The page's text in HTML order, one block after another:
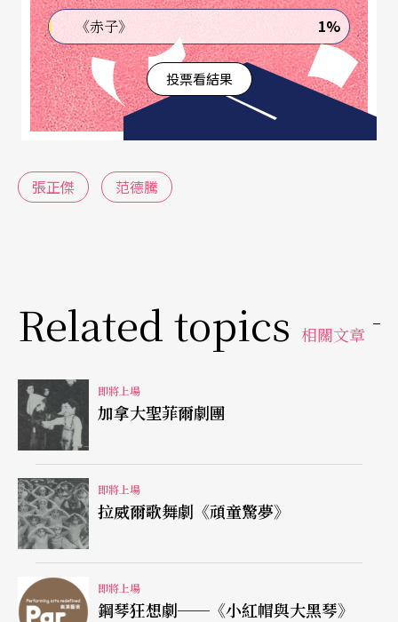
《赤子》 1%
投票看結果
張正傑 范德騰
Related topics 相關文章
即將上場
加拿大聖菲爾劇團
即將上場
拉威爾歌舞劇《頑童驚夢》
即將上場
鋼琴狂想劇──《小紅帽與大黑琴》